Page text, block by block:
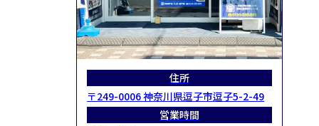
住所
〒249-0006 神奈川県逗子市逗子5-2-49
営業時間